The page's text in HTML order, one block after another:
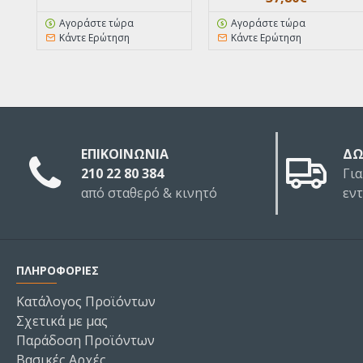
Αγοράστε τώρα
Κάντε Ερώτηση
Αγοράστε τώρα
Κάντε Ερώτηση
ΕΠΙΚΟΙΝΩΝΙΑ
210 22 80 384
από σταθερό & κινητό
ΠΛΗΡΟΦΟΡΙΕΣ
Κατάλογος Προϊόντων
Σχετικά με μας
Παράδοση Προϊόντων